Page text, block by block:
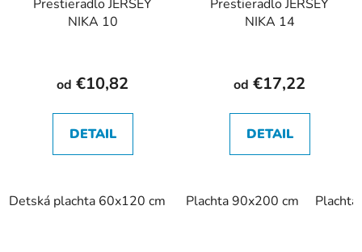
Prestieradlo JERSEY
NIKA 10
od €10,82
DETAIL
Detská plachta 60x120 cm Detská plachta 70x140 cm
Prestieradlo JERSEY
NIKA 14
od €17,22
DETAIL
Plachta 90x200 cm